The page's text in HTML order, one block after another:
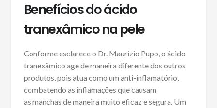
Benefícios do ácido
tranexâmico na pele
Conforme esclarece o Dr. Maurizio Pupo, o ácido
tranexâmico age de maneira diferente dos outros
produtos, pois atua como um anti-inflamatório,
combatendo as inflamações que causam
as manchas de maneira muito eficaz e segura. Um